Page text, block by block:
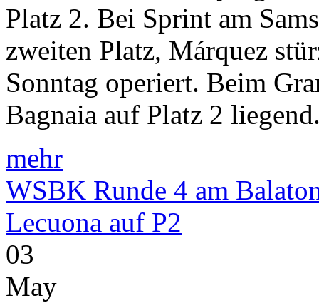
Platz 2. Bei Sprint am
zweiten Platz, Márquez
Sonntag operiert. Beim
Bagnaia auf Platz 2
mehr
WSBK Runde 4 am
Lecuona auf P2
03
May